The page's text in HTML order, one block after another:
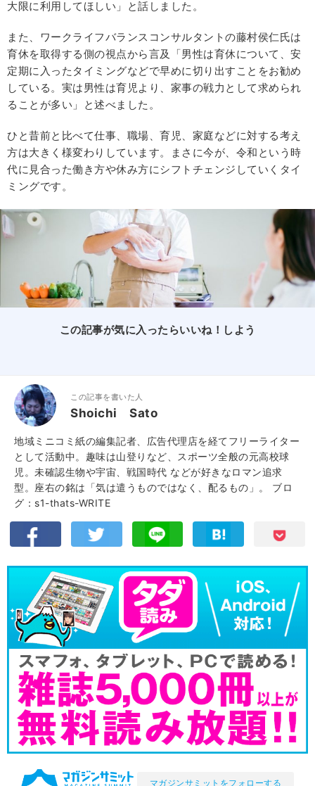
大限に利用してほしい」と話しました。
また、ワークライフバランスコンサルタントの藤村侯仁氏は
育休を取得する側の視点から言及「男性は育休について、安
定期に入ったタイミングなどで早めに切り出すことをお勧め
している。実は男性は育児より、家事の戦力として求められ
ることが多い」と述べました。
ひと昔前と比べて仕事、職場、育児、家庭などに対する考え
方は大きく様変わりしています。まさに今が、令和という時
代に見合った働き方や休み方にシフトチェンジしていくタイ
ミングです。
この記事が気に入ったらいいね！しよう
この記事を書いた人
Shoichi Sato
地域ミニコミ紙の編集記者、広告代理店を経てフリーライター
として活動中。趣味は山登りなど、スポーツ全般の元高校球
児。未確認生物や宇宙、戦国時代 などが好きなロマン追求
型。座右の銘は「気は遣うものではなく、配るもの」。 ブロ
グ：s1-thats-WRITE
マガジンサミットをフォローする